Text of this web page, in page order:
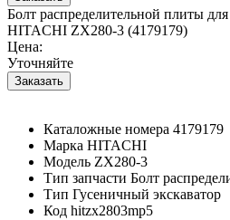
Болт распределительной плиты
HITACHI ZX280-3 (4179179)
Цена:
Уточняйте
Каталожные номера 4179179
Марка HITACHI
Модель ZX280-3
Тип запчасти Болт
Тип Гусеничный экскаватор
Код hitzx2803mp5